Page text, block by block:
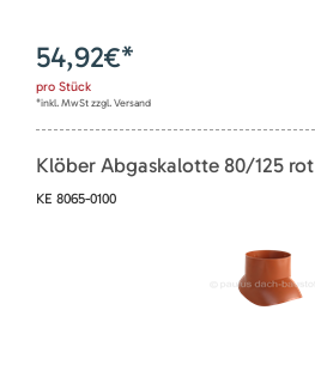
54,92€*
pro Stück
*inkl. MwSt zzgl. Versand
Klöber Abgaskalotte 80/125 rot
KE 8065-0100